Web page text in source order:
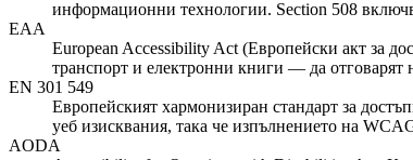
информационни технологии. Section 508
EAA
European Accessibility Act (Европейски акт за
транспорт и електронни книги — да отговарят
EN 301 549
Европейският хармонизиран стандарт за
уеб изисквания, така че изпълнението на
AODA